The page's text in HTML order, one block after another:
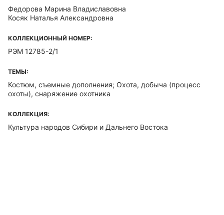
Федорова Марина Владиславовна
Косяк Наталья Александровна
КОЛЛЕКЦИОННЫЙ НОМЕР:
РЭМ 12785-2/1
ТЕМЫ:
Костюм, съемные дополнения; Охота, добыча (процесс
охоты), снаряжение охотника
КОЛЛЕКЦИЯ:
Культура народов Сибири и Дальнего Востока